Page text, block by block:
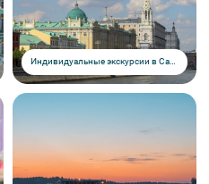
Индивидуальные экскурсии в Санкт-Петербурге